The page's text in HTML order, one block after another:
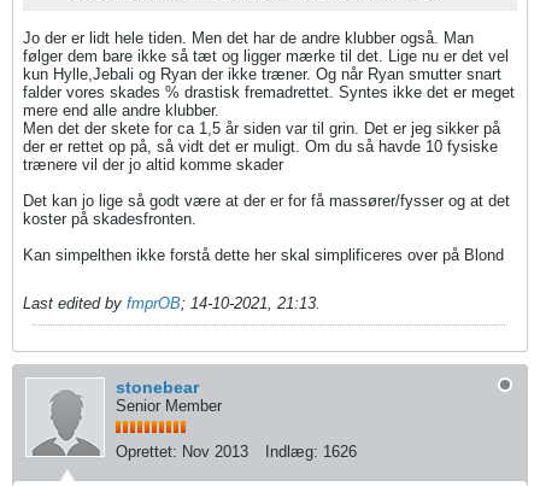
Jo der er lidt hele tiden. Men det har de andre klubber også. Man
følger dem bare ikke så tæt og ligger mærke til det. Lige nu er det vel
kun Hylle,Jebali og Ryan der ikke træner. Og når Ryan smutter snart
falder vores skades % drastisk fremadrettet. Syntes ikke det er meget
mere end alle andre klubber.
Men det der skete for ca 1,5 år siden var til grin. Det er jeg sikker på
der er rettet op på, så vidt det er muligt. Om du så havde 10 fysiske
trænere vil der jo altid komme skader
Det kan jo lige så godt være at der er for få massører/fysser og at det
koster på skadesfronten.
Kan simpelthen ikke forstå dette her skal simplificeres over på Blond
Last edited by fmprOB; 14-10-2021, 21:13.
stonebear
Senior Member
Oprettet: Nov 2013 Indlæg: 1626